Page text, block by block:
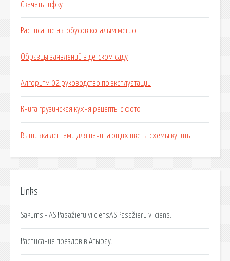
Скачать гифку
Расписание автобусов когалым мегион
Образцы заявлений в детском саду
Алгоритм 02 руководство по эксплуатации
Книга грузинская кухня рецепты с фото
Вышивка лентами для начинающих цветы схемы купить
Links
Sākums - AS Pasažieru vilciensAS Pasažieru vilciens.
Расписание поездов в Атырау.